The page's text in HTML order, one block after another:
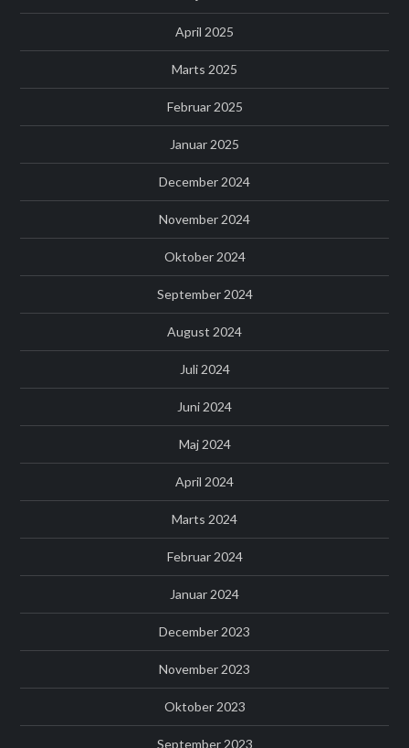
April 2025
Marts 2025
Februar 2025
Januar 2025
December 2024
November 2024
Oktober 2024
September 2024
August 2024
Juli 2024
Juni 2024
Maj 2024
April 2024
Marts 2024
Februar 2024
Januar 2024
December 2023
November 2023
Oktober 2023
September 2023